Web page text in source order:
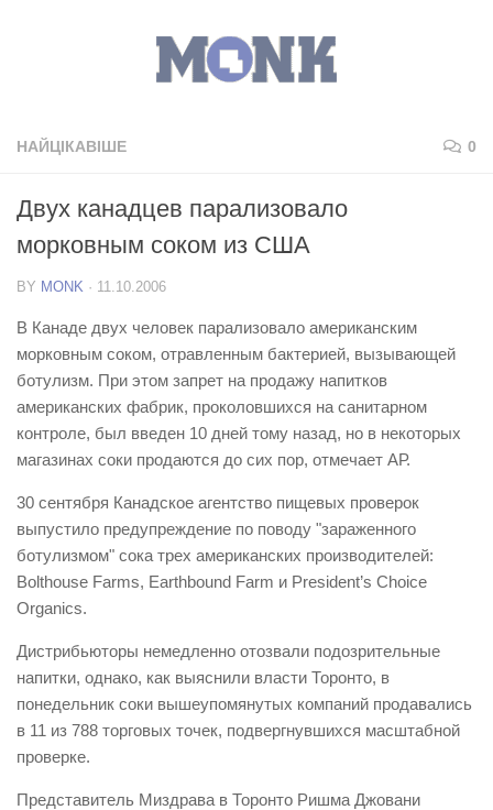
НАЙЦІКАВІШЕ 0
Двух канадцев парализовало
морковным соком из США
BY MONK · 11.10.2006
В Канаде двух человек парализовало американским
морковным соком, отравленным бактерией, вызывающей
ботулизм. При этом запрет на продажу напитков
американских фабрик, проколовшихся на санитарном
контроле, был введен 10 дней тому назад, но в некоторых
магазинах соки продаются до сих пор, отмечает АР.
30 сентября Канадское агентство пищевых проверок
выпустило предупреждение по поводу "зараженного
ботулизмом" сока трех американских производителей:
Bolthouse Farms, Earthbound Farm и President’s Choice
Organics.
Дистрибьюторы немедленно отозвали подозрительные
напитки, однако, как выяснили власти Торонто, в
понедельник соки вышеупомянутых компаний продавались
в 11 из 788 торговых точек, подвергнувшихся масштабной
проверке.
Представитель Миздрава в Торонто Ришма Джовани